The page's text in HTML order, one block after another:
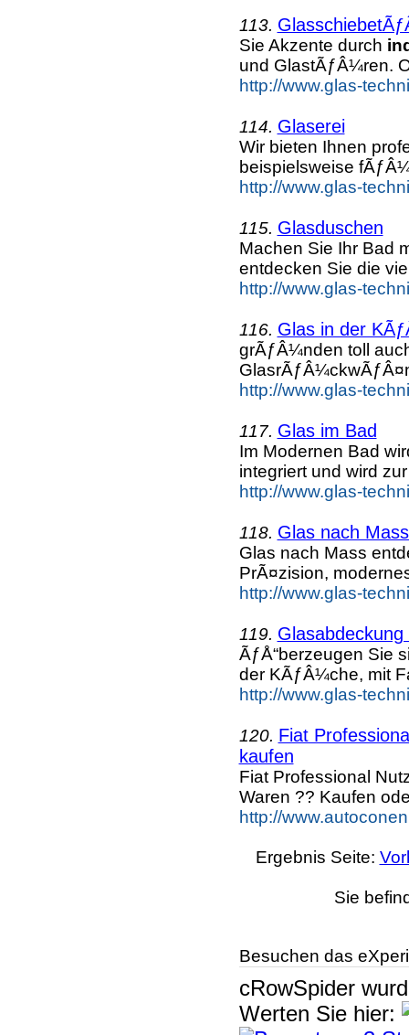
113.
Sie Akzente durch
und GlastÃƒÂ¼ren.
http://www.glas-
114. Glaserei
Wir bieten Ihnen
beispielsweise
http://www.glas-
115. Glasduschen
Machen Sie Ihr Bad
entdecken Sie die
http://www.glas-
116. Glas in der
grÃƒÂ¼nden toll
http://www.glas-
117. Glas im Bad
Im Modernen Bad
integriert und wird
http://www.glas-
118. Glas nach
Glas nach Mass
PrÃ¤zision,
http://www.glas-
119.
ÃƒÅ“berzeugen Sie
der KÃƒÂ¼che, mit
http://www.glas-
120. Fiat
kaufen
Fiat Professional
Waren ?? Kaufen
http://
Ergebnis Seite:
Sie
Besuchen das
cRowSpider
Werten Sie hier: